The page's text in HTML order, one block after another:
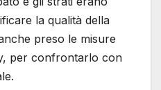
la qualità della
preso le misure
per confrontarlo con